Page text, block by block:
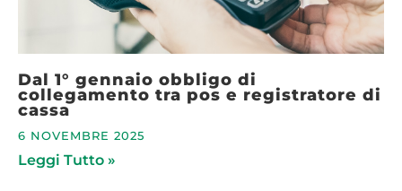
Dal 1° gennaio obbligo di
collegamento tra pos e registratore di
cassa
6 NOVEMBRE 2025
Leggi Tutto »